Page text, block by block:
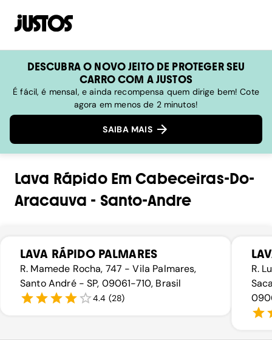
DESCUBRA O NOVO JEITO DE PROTEGER SEU
CARRO COM A JUSTOS
É fácil, é mensal, e ainda recompensa quem dirige bem! Cote
agora em menos de 2 minutos!
SAIBA MAIS
Lava RápidoEmCabeceiras-Do-
Aracauva - Santo-Andre
LAVA RÁPIDO PALMARES
R. Mamede Rocha, 747 - Vila Palmares,
Santo André - SP, 09061-710, Brasil
4.4 (28)
R.